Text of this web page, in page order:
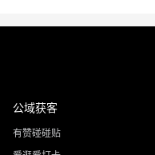
公域获客
有赞碰碰贴